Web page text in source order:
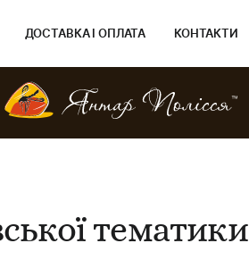
ДОСТАВКА І ОПЛАТА КОНТАКТИ
тематики